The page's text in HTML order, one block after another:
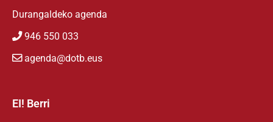
Durangaldeko agenda
946 550 033
agenda@dotb.eus
EI! Berri